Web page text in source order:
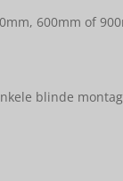
600mm of
blinde